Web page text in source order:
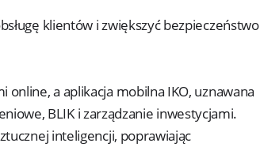
klientów i zwiększyć bezpieczeństwo
a aplikacja mobilna IKO, uznawana
BLIK i zarządzanie inwestycjami.
inteligencji, poprawiając